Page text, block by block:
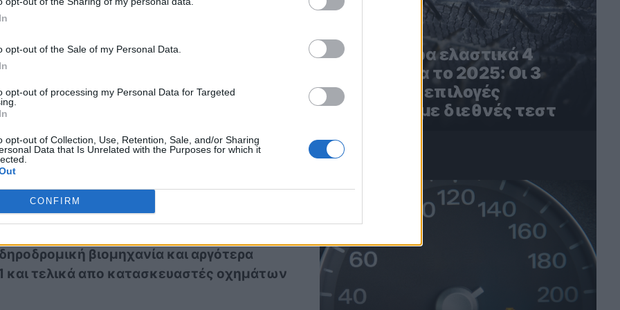
opt-out of the Sale of my Personal Data.
opt-out of processing my Personal Data for Targeted
opt-out of Collection, Use, Retention, Sale, and/or Sharing
Data that Is Unrelated with the Purposes for which it
CONFIRM
ελαστικά των
Brakes;
για πρώτη φορά από διαστημικές
το κάτω μέρος των
υπερβολική ζέστη. Τα κεραμικά
βιομηχανία και αργότερα
και τελικά απο κατασκευαστές οχημάτων
Τα καλύτερα ελαστικά 4
εποχών για το 2025: Οι 3
καλύτερες επιλογές
σύμφωνα με διεθνές τεστ
4